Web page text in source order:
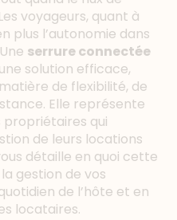
voyageurs, quant à
plus l’autonomie dans
serrure connectée
solution efficace,
de flexibilité, de
Elle représente
propriétaires qui
de leurs locations
détaille en quoi cette
gestion de vos
de l’hôte et en
locataires.